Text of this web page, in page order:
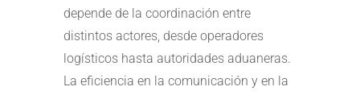
depende de la coordinación entre
distintos actores, desde operadores
logísticos hasta autoridades aduaneras.
La eficiencia en la comunicación y en la